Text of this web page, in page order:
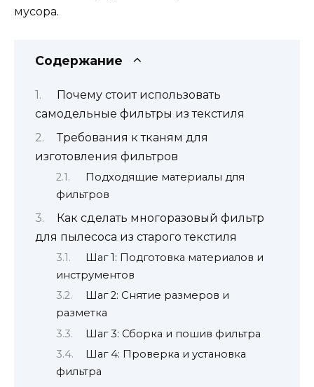
мусора.
Содержание
Почему стоит использовать
самодельные фильтры из текстиля
Требования к тканям для
изготовления фильтров
Подходящие материалы для
фильтров
Как сделать многоразовый фильтр
для пылесоса из старого текстиля
Шаг 1: Подготовка материалов и
инструментов
Шаг 2: Снятие размеров и
разметка
Шаг 3: Сборка и пошив фильтра
Шаг 4: Проверка и установка
фильтра